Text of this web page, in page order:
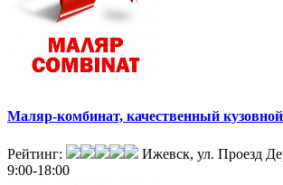
Маляр-комбинат, качественный
Рейтинг:
Ижевск, ул. Проезд
9:00-18:00